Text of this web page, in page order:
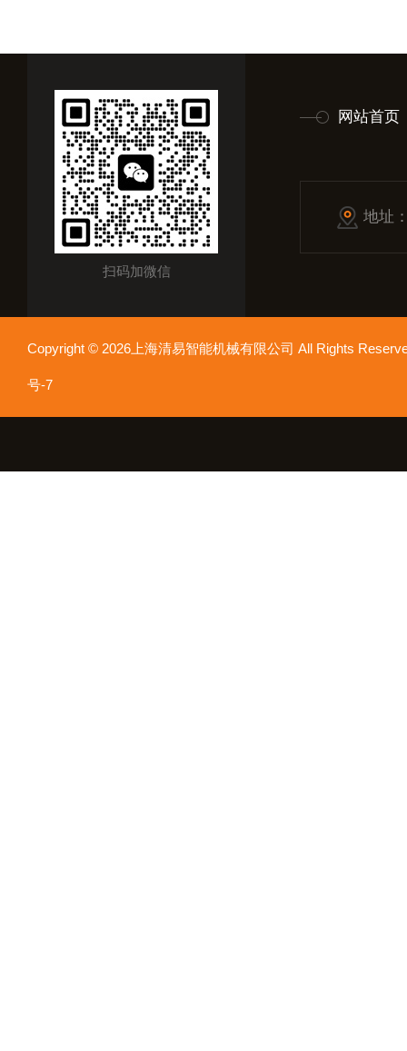
扫码加微信
网站首页
地址
Copyright © 2026上海清易智能机械有限公司 All Rights
号-7